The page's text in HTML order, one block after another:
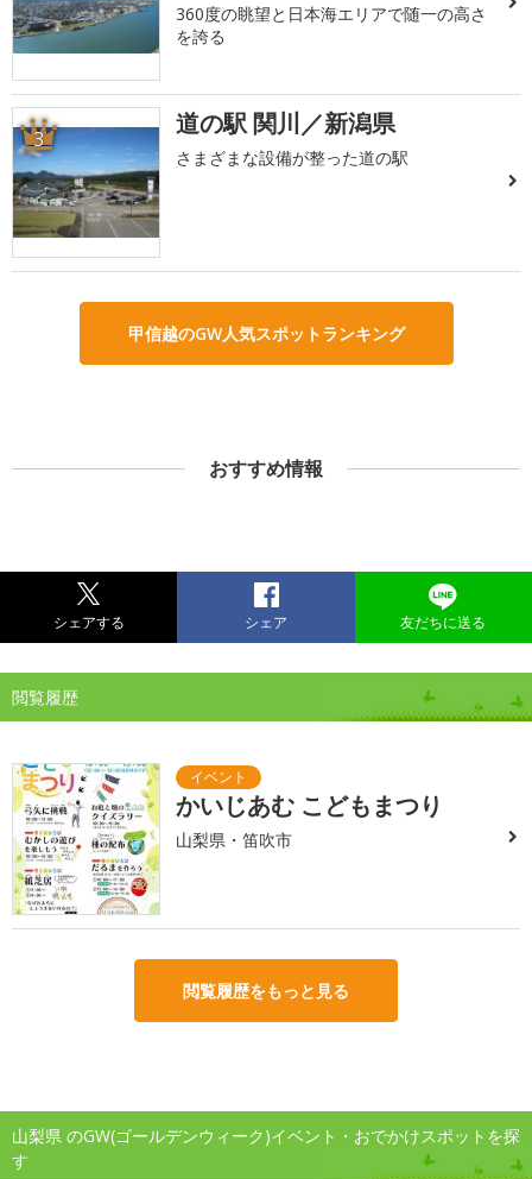
360度の眺望と日本海エリアで随一の高さ
を誇る
3 道の駅 関川／新潟県
さまざまな設備が整った道の駅
甲信越のGW人気スポットランキング
おすすめ情報
シェアする シェア 友だちに送る
閲覧履歴
かいじあむ こどもまつり
山梨県・笛吹市
閲覧履歴をもっと見る
山梨県 のGW(ゴールデンウィーク)イベント・おでかけスポットを探
す